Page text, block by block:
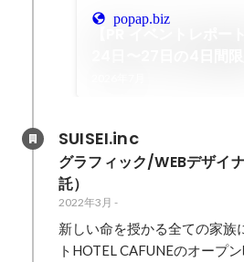
popap.biz
る、暮らしを少し楽し
アイテムたち —
ディア
SUISEI.inc
グラフィック/WEBデザイ
託）
2022年3月 -
新しい命を授かる全ての家族
トHOTEL CAFUNEのオープ